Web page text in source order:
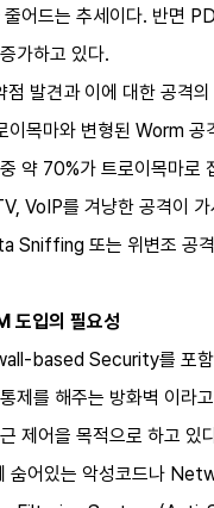
줄어드는 추세이다. 반면
가하고 있다.
점 발견과 이에 대한 공격
이목마와 변형된 Worm 공
약 70%가 트로이목마로
VoIP를 겨냥한 공격이
Sniffing 또는 위변조 공
도입의 필요성
based Security를 포함
제를 해주는 방화벽 이라
제어을 목적으로 하고 있
숨어있는 악성코드나